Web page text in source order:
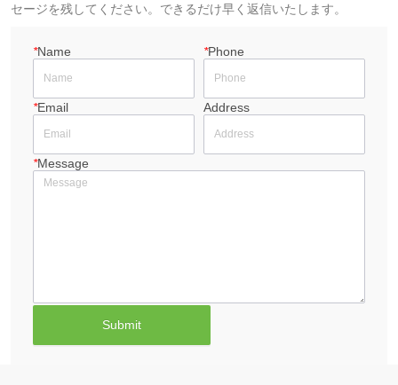
セージを残してください。できるだけ早く返信いたします。
*Name *Phone
*Email Address
*Message
Submit